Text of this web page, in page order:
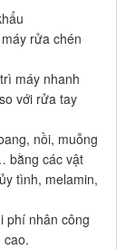
rửa chén
máy nhanh
với rửa tay
nồi, muỗng
bằng các vật
tình, melamin,
phí nhân công
cao.